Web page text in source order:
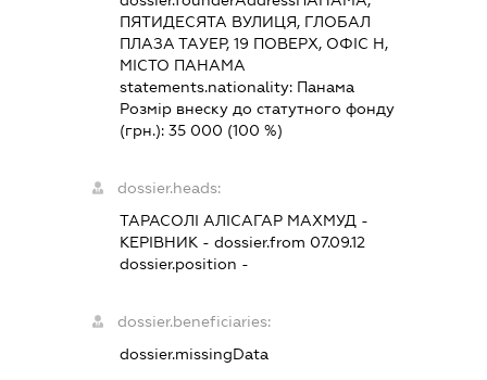
ПЯТИДЕСЯТА ВУЛИЦЯ, ГЛОБАЛ
ПЛАЗА ТАУЕР, 19 ПОВЕРХ, ОФІС Н,
МІСТО ПАНАМА
statements.nationality: Панама
Розмір внеску до статутного фонду
(грн.):35 000 (100 %)
dossier.heads:
ТАРАСОЛІ АЛІСАГАР МАХМУД -
КЕРІВНИК - dossier.from 07.09.12
dossier.position -
dossier.beneficiaries:
dossier.missingData